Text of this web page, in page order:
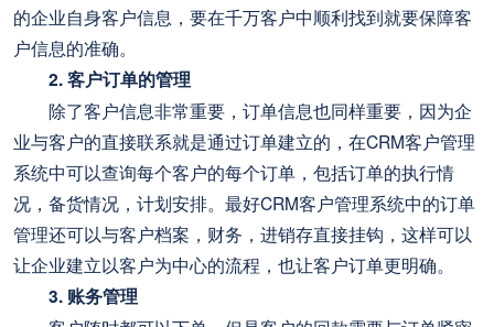
的企业自身客户信息，要在千万客户中顺利找到就要保障客
户信息的准确。
2. 客户订单的管理
除了客户信息非常重要，订单信息也同样重要，因为企
业与客户的直接联系就是通过订单建立的，在CRM客户管理
系统中可以查询每个客户的每个订单，包括订单的执行情
况，备货情况，计划安排。最好CRM客户管理系统中的订单
管理还可以与客户档案，财务，进销存直接挂钩，这样可以
让企业建立以客户为中心的流程，也让客户订单更明确。
3. 账务管理